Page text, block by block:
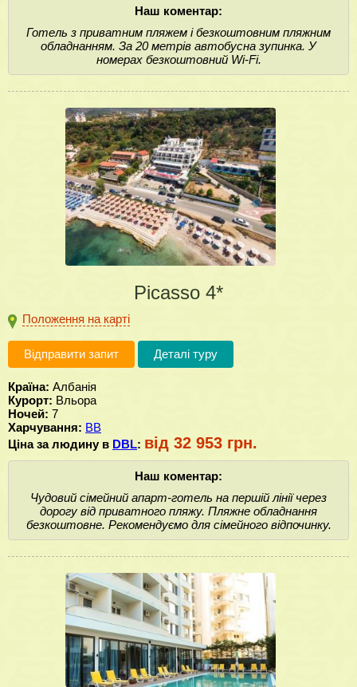
Наш коментар:
Готель з приватним пляжем і безкоштовним пляжним
обладнанням. За 20 метрів автобусна зупинка. У
номерах безкоштовний Wi-Fi.
Picasso 4*
Положення на карті
Відправити запит Деталі туру
Країна: Албанія
Курорт: Вльора
Ночей: 7
Харчування: BB
Ціна за людину в DBL: від 32 953 грн.
Наш коментар:
Чудовий сімейний апарт-готель на першій лінії через
дорогу від приватного пляжу. Пляжне обладнання
безкоштовне. Рекомендуємо для сімейного відпочинку.